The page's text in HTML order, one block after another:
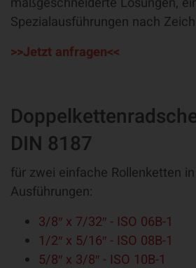
Spezialausführungen nach
>>Jetzt anfragen<<
DIN 8187
für zwei einfache Rollenketten
Ausführungen:
3/8″ x 7/32″ - ISO 06B-1
1/2″ x 5/16″ - ISO 08B-1
5/8″ x 3/8″ - ISO 10B-1